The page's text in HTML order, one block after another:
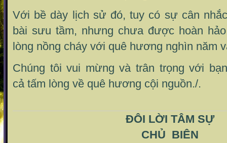
Với bề dày lịch sử đó, tuy có sự cân
bài sưu tầm, nhưng chưa được hoàn
lòng nồng cháy với quê hương nghìn năm
Chúng tôi vui mừng và trân trọng với
cả tấm lòng về quê hương cội nguồn./.
ĐÔI LỜI TÂM SỰ
CHỦ BIÊN